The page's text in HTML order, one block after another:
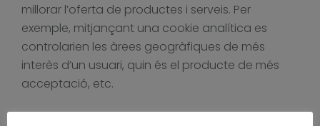
millorar l’oferta de productes i serveis. Per
exemple, mitjançant una cookie analítica es
controlarien les àrees geogràfiques de més
interès d’un usuari, quin és el producte de més
acceptació, etc.
Cookies de sessió:Són un tipus de cookies